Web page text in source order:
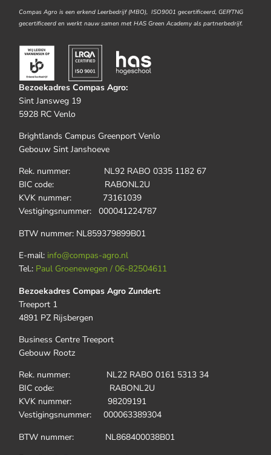
Compas Agro is een erkend Leerbedrijf (MBO), ISO9001 gecertificeerd, GEP/TNG
gecertificeerd en werkt nauw samen met HAS Green Academy als partnerbedrijf.
Bezoekadres Compas Agro:
Sint Jansweg 19
5928 RC Venlo
Brightlands Campus Greenport Venlo
Gebouw Sint Janshoeve
Rek. nummer: NL92 RABO 0335 1182 67
BIC code: RABONL2U
KVK nummer: 73161039
Vestigingsnummer: 000041224787
BTW nummer: NL859379899B01
E-mail: info@compas-agro.nl
Tel.: Paul Groenewegen / 06-82504611
Bezoekadres Compas Agro Zundert:
Treeport 1
4891 PZ Rijsbergen
Business Centre Treeport
Gebouw Rootz
Rek. nummer: NL22 RABO 0161 5313 34
BIC code: RABONL2U
KVK nummer: 98209191
Vestigingsnummer: 000063389304
BTW nummer: NL868400038B01